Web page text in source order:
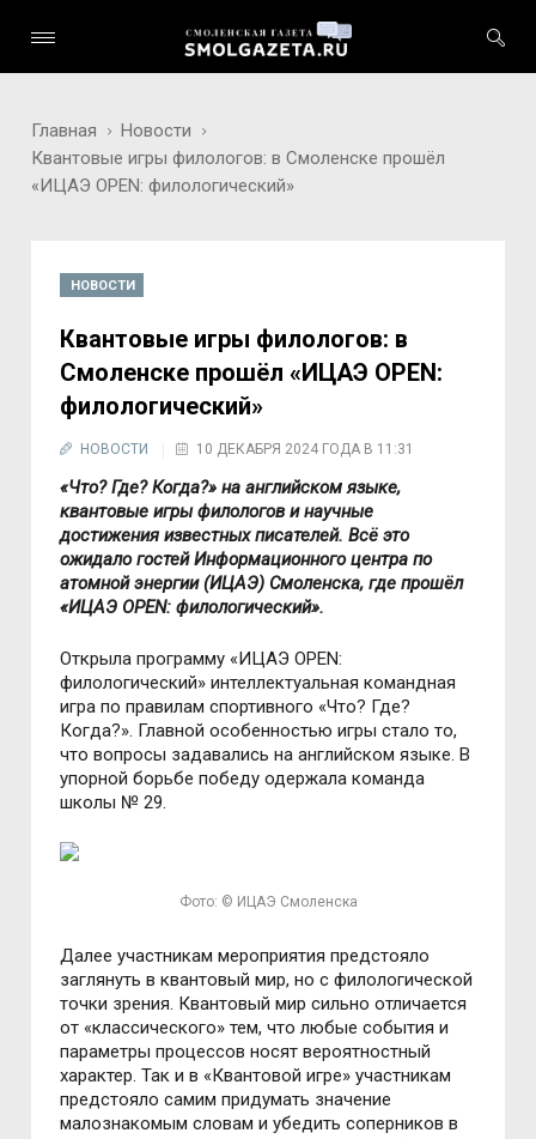
Главная
Новости
Квантовые игры филологов: в Смоленске прошёл
«ИЦАЭ OPEN: филологический»
НОВОСТИ
Квантовые игры филологов: в
Смоленске прошёл «ИЦАЭ OPEN:
филологический»
НОВОСТИ 10 ДЕКАБРЯ 2024 ГОДА В 11:31
«Что? Где? Когда?» на английском языке,
квантовые игры филологов и научные
достижения известных писателей. Всё это
ожидало гостей Информационного центра по
атомной энергии (ИЦАЭ) Смоленска, где прошёл
«ИЦАЭ OPEN: филологический».
Открыла программу «ИЦАЭ OPEN:
филологический» интеллектуальная командная
игра по правилам спортивного «Что? Где?
Когда?». Главной особенностью игры стало то,
что вопросы задавались на английском языке. В
упорной борьбе победу одержала команда
школы № 29.
Фото: © ИЦАЭ Смоленска
Далее участникам мероприятия предстояло
заглянуть в квантовый мир, но с филологической
точки зрения. Квантовый мир сильно отличается
от «классического» тем, что любые события и
параметры процессов носят вероятностный
характер. Так и в «Квантовой игре» участникам
предстояло самим придумать значение
малознакомым словам и убедить соперников в